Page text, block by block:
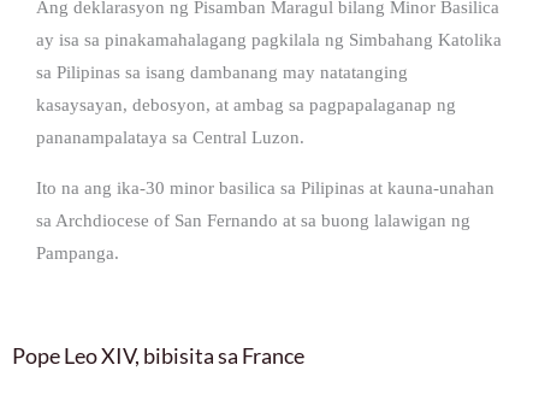
Ang deklarasyon ng Pisamban Maragul bilang Minor Basilica
ay isa sa pinakamahalagang pagkilala ng Simbahang Katolika
sa Pilipinas sa isang dambanang may natatanging
kasaysayan, debosyon, at ambag sa pagpapalaganap ng
pananampalataya sa Central Luzon.
Ito na ang ika-30 minor basilica sa Pilipinas at kauna-unahan
sa Archdiocese of San Fernando at sa buong lalawigan ng
Pampanga.
Pope Leo XIV, bibisita sa France